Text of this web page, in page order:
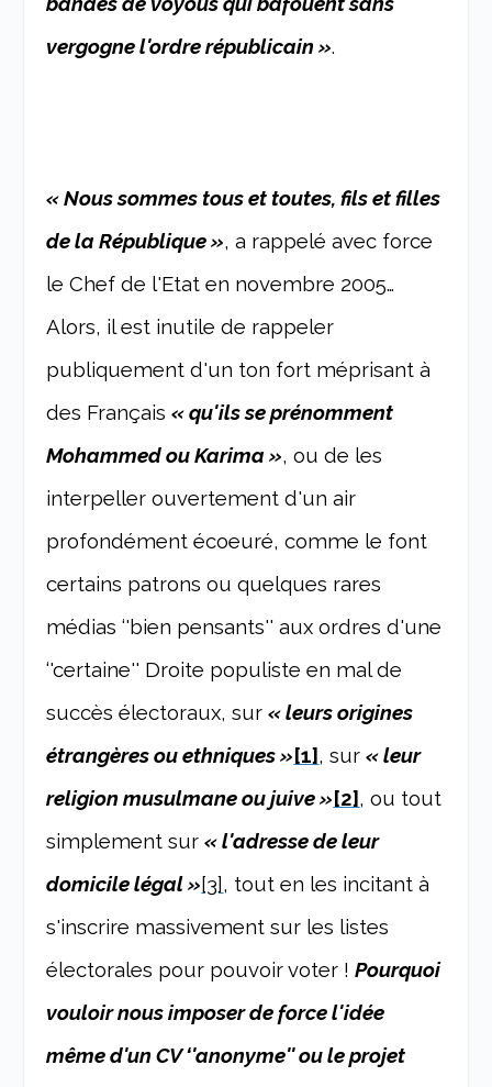
vergogne l'ordre républicain ».
« Nous sommes tous et toutes, fils et filles
de la République », a rappelé avec force
le Chef de l'Etat en novembre 2005…
Alors, il est inutile de rappeler
publiquement d'un ton fort méprisant à
des Français« qu'ils se prénomment
Mohammed ou Karima », ou de les
interpeller ouvertement d'un air
profondément écoeuré, comme le font
certains patrons ou quelques rares
médias ‘'bien pensants'' aux ordres d'une
‘'certaine'' Droite populiste en mal de
succès électoraux, sur« leurs origines
étrangères ou ethniques »[1], sur« leur
religion musulmane ou juive »[2], ou tout
simplement sur« l'adresse de leur
domicile légal »[3], tout en les incitant à
s'inscrire massivement sur les listes
électorales pour pouvoir voter !Pourquoi
vouloir nous imposer de force l'idée
même d'un CV ‘'anonyme'' ou le projet